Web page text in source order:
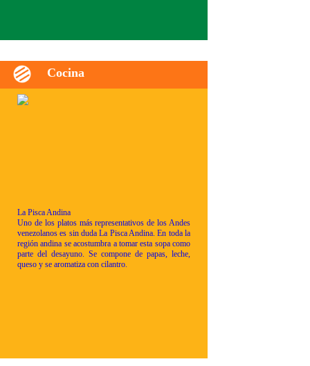
Cocina
La Pisca Andina
Uno de los platos más representativos de los Andes
venezolanos es sin duda La Pisca Andina. En toda la
región andina se acostumbra a tomar esta sopa como
parte del desayuno. Se compone de papas, leche,
queso y se aromatiza con cilantro.